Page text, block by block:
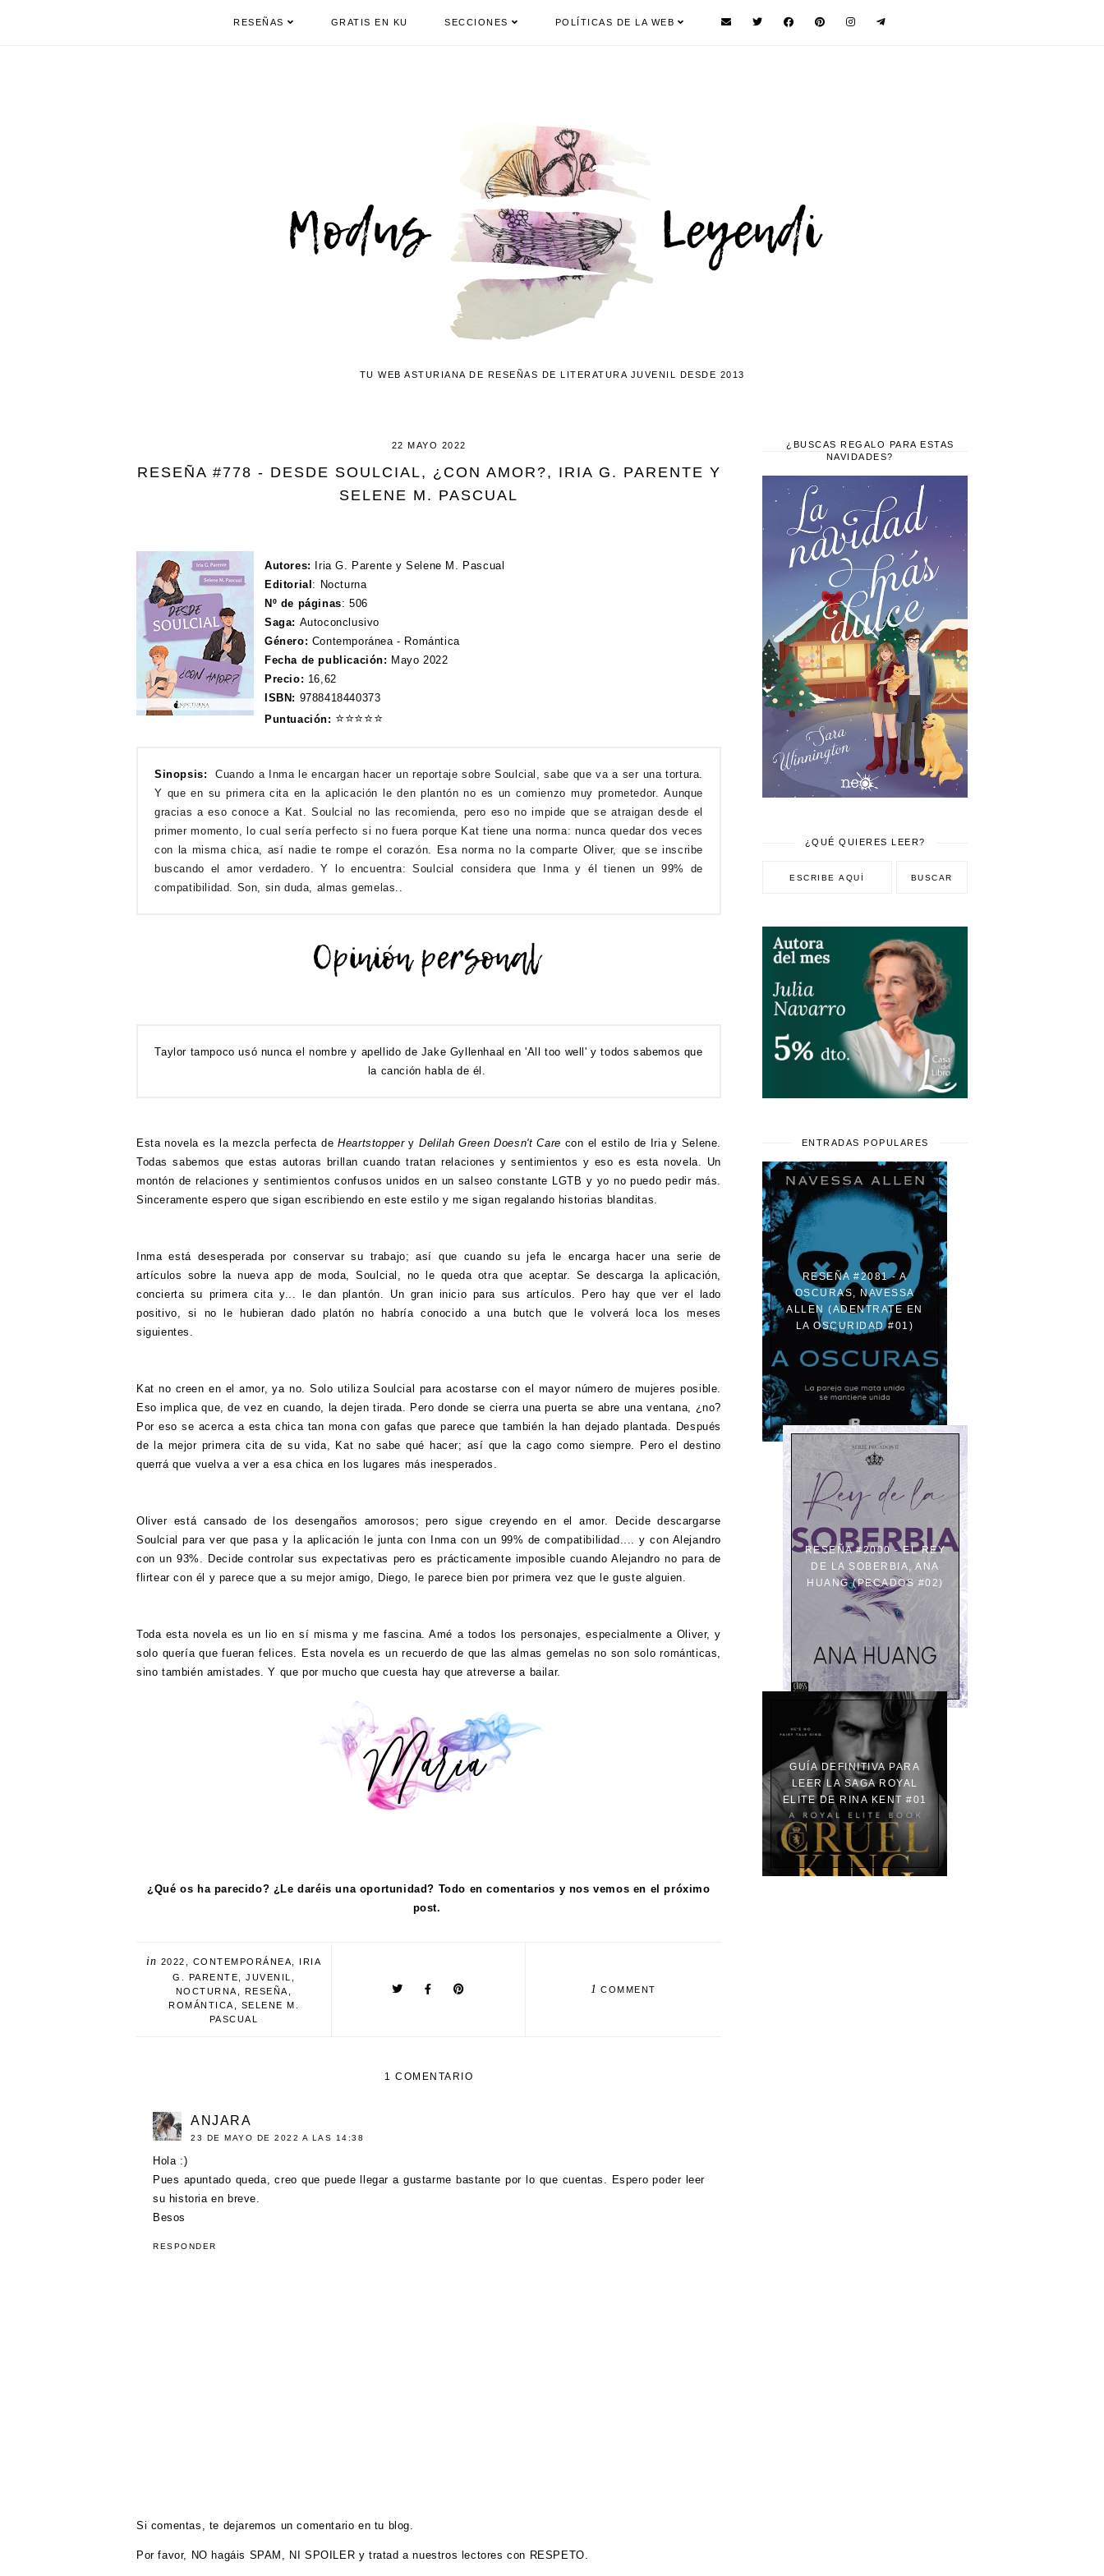
RESEÑAS GRATIS EN KU SECCIONES POLÍTICAS DE LA WEB
TU WEB ASTURIANA DE RESEÑAS DE LITERATURA JUVENIL DESDE 2013
22 MAYO 2022
RESEÑA #778 - DESDE SOULCIAL, ¿CON AMOR?, IRIA G. PARENTE Y
SELENE M. PASCUAL
Autores:
Iria G. Parente y Selene M. Pascual
Editorial : Nocturna
Nº de páginas: 506
Saga: Autoconclusivo
Género: Contemporánea - Romántica
Fecha de publicación: Mayo 2022
Precio: 16,62
ISBN: 9788418440373
Puntuación: ⭐⭐⭐⭐⭐
Sinopsis:
Cuando a Inma le encargan hacer un reportaje sobre Soulcial, sabe que va a ser una tortura.
Y que en su primera cita en la aplicación le den plantón no es un comienzo muy prometedor.Aunque
gracias a eso conoce a Kat. Soulcial no las recomienda, pero eso no impide que se atraigan desde el
primer momento, lo cual sería perfecto si no fuera porque Kat tiene una norma: nunca quedar dos veces
con la misma chica, así nadie te rompe el corazón.
Esa norma no la comparte Oliver, que se inscribe
buscando el amor verdadero. Y lo encuentra: Soulcial considera que Inma y él tienen un 99% de
compatibilidad. Son, sin duda, almas gemelas. .
Taylor tampoco usó nunca el nombre y apellido de Jake Gyllenhaal en 'All too well' y todos sabemos que
la canción habla de él.
Esta novela es la mezcla perfecta deHeartstoppery Delilah Green Doesn't Care con el estilo de Iria y Selene.
Todas sabemos que estas autoras brillan cuando tratan relaciones y sentimientos y eso es esta novela. Un
montón de relaciones y sentimientos confusos unidos en un salseo constante LGTB y yo no puedo pedir más.
Sinceramente espero que sigan escribiendo en este estilo y me sigan regalando historias blanditas.
Inma está desesperada por conservar su trabajo; así que cuando su jefa le encarga hacer una serie de
artículos sobre la nueva app de moda, Soulcial, no le queda otra que aceptar. Se descarga la aplicación,
concierta su primera cita y... le dan plantón. Un gran inicio para sus artículos. Pero hay que ver el lado
positivo, si no le hubieran dado platón no habría conocido a una butch que le volverá loca los meses
siguientes.
Kat no creen en el amor, ya no. Solo utiliza Soulcial para acostarse con el mayor número de mujeres posible.
Eso implica que, de vez en cuando, la dejen tirada. Pero donde se cierra una puerta se abre una ventana, ¿no?
Por eso se acerca a esta chica tan mona con gafas que parece que también la han dejado plantada. Después
de la mejor primera cita de su vida, Kat no sabe qué hacer; así que la cago como siempre. Pero el destino
querrá que vuelva a ver a esa chica en los lugares más inesperados.
Oliver está cansado de los desengaños amorosos; pero sigue creyendo en el amor. Decide descargarse
Soulcial para ver que pasa y la aplicación le junta con Inma con un 99% de compatibilidad.... y con Alejandro
con un 93%. Decide controlar sus expectativas pero es prácticamente imposible cuando Alejandro no para de
flirtear con él y parece que a su mejor amigo, Diego, le parece bien por primera vez que le guste alguien.
Toda esta novela es un lio en sí misma y me fascina. Amé a todos los personajes, especialmente a Oliver, y
solo quería que fueran felices. Esta novela es un recuerdo de que las almas gemelas no son solo románticas,
sino también amistades. Y que por mucho que cuesta hay que atreverse a bailar.
¿Qué os ha parecido? ¿Le daréis una oportunidad? Todo en comentarios y nos vemos en el próximo
post.
in 2022 CONTEMPORÁNEA
IRIA
G. PARENTE
JUVENIL
NOCTURNA
RESEÑA
ROMÁNTICA
SELENE M.
PASCUAL
1 COMMENT
1 COMENTARIO
ANJARA
23 DE MAYO DE 2022 A LAS 14:38
Hola :)
Pues apuntado queda, creo que puede llegar a gustarme bastante por lo que cuentas. Espero poder leer
su historia en breve.
Besos
RESPONDER
Si comentas, te dejaremos un comentario en tu blog.
Por favor, NO hagáis SPAM, NI SPOILER y tratad a nuestros lectores con RESPETO.
¿BUSCAS REGALO PARA ESTAS
NAVIDADES?
¿QUÉ QUIERES LEER?
ENTRADAS POPULARES
RESEÑA #2081 - A
OSCURAS, NAVESSA
ALLEN (ADENTRATE EN
LA OSCURIDAD #01)
RESEÑA #2000 - EL REY
DE LA SOBERBIA, ANA
HUANG (PECADOS #02)
GUÍA DEFINITIVA PARA
LEER LA SAGA ROYAL
ELITE DE RINA KENT #01